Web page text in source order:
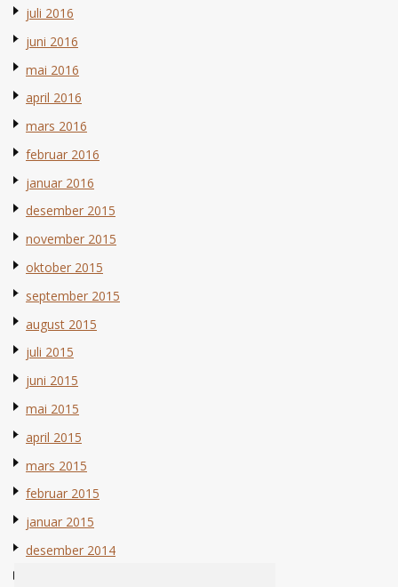
juli 2016
juni 2016
mai 2016
april 2016
mars 2016
februar 2016
januar 2016
desember 2015
november 2015
oktober 2015
september 2015
august 2015
juli 2015
juni 2015
mai 2015
april 2015
mars 2015
februar 2015
januar 2015
desember 2014